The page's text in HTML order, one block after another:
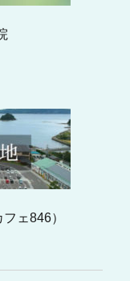
ェ846）